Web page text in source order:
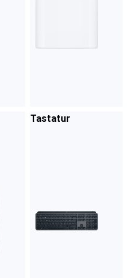
Tastatur